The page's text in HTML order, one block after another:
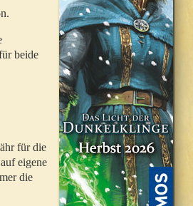
beide
für die
eigene
die